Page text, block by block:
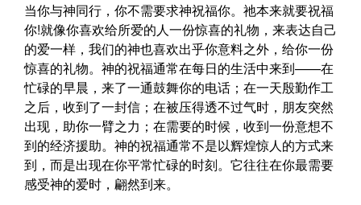
当你与神同行，你不需要求神祝福你。祂本来就要祝福
你!就像你喜欢给所爱的人一份惊喜的礼物，来表达自己
的爱一样，我们的神也喜欢出乎你意料之外，给你一份
惊喜的礼物。神的祝福通常在每日的生活中来到——在
忙碌的早晨，来了一通鼓舞你的电话；在一天殷勤作工
之后，收到了一封信；在被压得透不过气时，朋友突然
出现，助你一臂之力；在需要的时候，收到一份意想不
到的经济援助。神的祝福通常不是以辉煌惊人的方式来
到，而是出现在你平常忙碌的时刻。它往往在你最需要
感受神的爱时，翩然到来。